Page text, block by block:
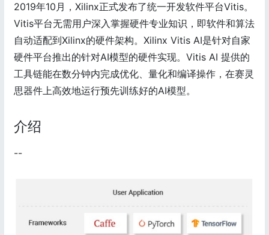
2019年10月，Xilinx正式发布了统一开发软件平台Vitis。
Vitis平台无需用户深入掌握硬件专业知识，即软件和算法
自动适配到Xilinx的硬件架构。Xilinx Vitis AI是针对自家
硬件平台推出的针对AI模型的硬件实现。Vitis AI 提供的
工具链能在数分钟内完成优化、量化和编译操作，在赛灵
思器件上高效地运行预先训练好的AI模型。
介绍
--